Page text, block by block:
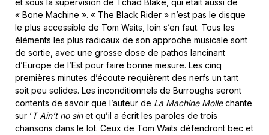
et sous la supervision de Tchad Blake, qui était aussi de
« Bone Machine ». « The Black Rider » n’est pas le disque
le plus accessible de Tom Waits, loin s’en faut. Tous les
éléments les plus radicaux de son approche musicale sont
de sortie, avec une grosse dose de pathos lancinant
d’Europe de l’Est pour faire bonne mesure. Les cinq
premières minutes d’écoute requièrent des nerfs un tant
soit peu solides. Les inconditionnels de Burroughs seront
contents de savoir que l’auteur de La Machine Mollechante
sur ‘ T Ain’t no sinet qu’il a écrit les paroles de trois
chansons dans le lot. Ceux de Tom Waits défendront bec et